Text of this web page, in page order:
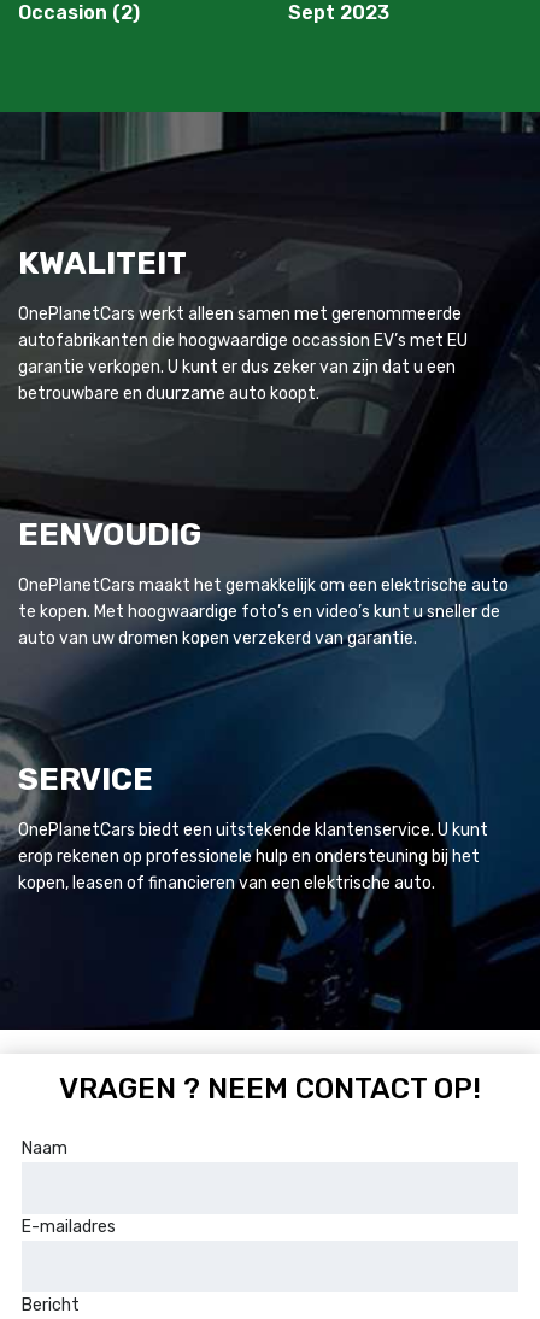
Occasion (2)
Sept 2023
KWALITEIT
OnePlanetCars werkt alleen samen met gerenommeerde
autofabrikanten die hoogwaardige occassion EV’s met EU
garantie verkopen. U kunt er dus zeker van zijn dat u een
betrouwbare en duurzame auto koopt.
EENVOUDIG
OnePlanetCars maakt het gemakkelijk om een elektrische auto
te kopen. Met hoogwaardige foto’s en video’s kunt u sneller de
auto van uw dromen kopen verzekerd van garantie.
SERVICE
OnePlanetCars biedt een uitstekende klantenservice. U kunt
erop rekenen op professionele hulp en ondersteuning bij het
kopen, leasen of financieren van een elektrische auto.
VRAGEN ? NEEM CONTACT OP!
Naam
E-mailadres
Bericht